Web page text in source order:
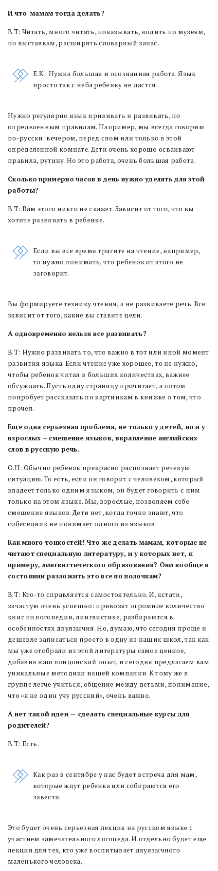
И что мамам тогда делать?
В.Т: Читать, много читать, показывать, водить по музеям,
по выставкам, расширять словарный запас.
E.К.: Нужна большая и осознанная работа. Язык
просто так с неба ребенку не дастся.
Нужно регулярно язык прививать и развивать, по
определенным правилам. Например, мы всегда говорим
по-русски вечером, перед сном или только в этой
определенной комнате. Дети очень хорошо осваивают
правила, рутину. Но это работа, очень большая работа.
Сколько примерно часов в день нужно уделять для этой
работы?
В.Т: Вам этого никто не скажет. Зависит от того, что вы
хотите развивать в ребенке.
Если вы все время тратите на чтение, например,
то нужно понимать, что ребенок от этого не
заговорит.
Вы формируете технику чтения, а не развиваете речь. Все
зависит от того, какие вы ставите цели.
А одновременно нельзя все развивать?
В.Т: Нужно развивать то, что важно в тот или иной момент
развития языка. Если чтение уже хорошее, то не нужно,
чтобы ребенок читал в больших количествах, важнее
обсуждать. Пусть одну страницу прочитает, а потом
попробует рассказать по картинкам в книжке о том, что
прочел.
Еще одна серьезная проблема, не только удетей, но и у
взрослых – смешение языков, вкрапление английских
слов в русскую речь.
О.Н: Обычно ребенок прекрасно распознает речевую
ситуацию. То есть, если он говорит с человеком, который
владеет только одним языком, он будет говорить с ним
только на этом языке. Мы, взрослые, позволяем себе
смешение языков. Дети нет, когда точно знают, что
собеседник не понимает одного из языков.
Какмного тонкостей! Что жеделать мамам, которые не
читают специальную литературу, и у которых нет, к
примеру, лингвистического образования? Они вообще в
состоянии разложить это всепо полочкам?
В.Т: Кто-то справляется самостоятельно. И, кстати,
зачастую очень успешно: привозят огромное количество
книг по логопедии, лингвистике, разбираются в
особенностях двуязычия. Но, думаю, что сегодня проще и
дешевле записаться просто в одну из наших школ, так как
мы уже отобрали из этой литературы самое ценное,
добавив наш лондонский опыт, и сегодня предлагаем вам
уникальные методики нашей компании. К тому же в
группе легче учиться, общение между детьми, понимание,
что «я не один учу русский», очень важно.
А нет такой идеи — сделать специальные курсы для
родителей?
В.Т: Есть.
Как раз в сентябре у нас будет встреча для мам,
которые ждут ребенка или собираются его
завести.
Это будет очень серьезная лекция на русском языке с
участием замечательного логопеда. И отдельно будет еще
лекция для тех, кто уже воспитывает двуязычного
маленького человека.